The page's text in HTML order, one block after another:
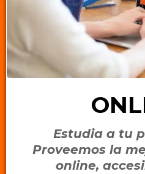
Estudia a tu
Proveemos la
online,